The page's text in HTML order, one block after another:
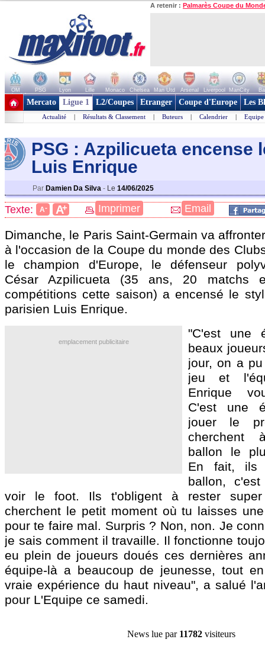
A retenir : Palmarès Coupe du
OM PSG Lyon Lille Monaco Chelsea Man Utd Arsenal Liverpool ManCity
+ de clubs
Mercato Ligue 1 L2/Coupes Etranger Coupe d'Europe Les
Actualité | Résultats & Classement | Buteurs | Calendrier | Equipe
PSG : Azpilicueta encense
Luis Enrique
Par Damien Da Silva - Le 14/06/2025
Texte: A- A+ Imprimer Email
Dimanche, le Paris Saint-Germain va
à l'occasion de la Coupe du monde des
le champion d'Europe, le défenseur
CésarAzpilicueta (35 ans, 20 matchs
compétitions cette saison) a encensé le
parisien Luis Enrique.
emplacement publicitaire
"C'est une
beaux
jour, on a
jeu et
Enrique
C'est une
jouer le
cherchent
ballon le
En fait, ils
ballon,
voir le foot. Ils t'obligent à rester super
cherchent le petit moment où tu laisses
pour te faire mal. Surpris ? Non, non. Je
je sais comment il travaille. Il fonctionne
eu plein de joueurs doués ces dernières
équipe-là a beaucoup de jeunesse, tout
vraie expérience du haut niveau", a salué
pour L'Equipe ce samedi.
News lue par 11782visiteurs